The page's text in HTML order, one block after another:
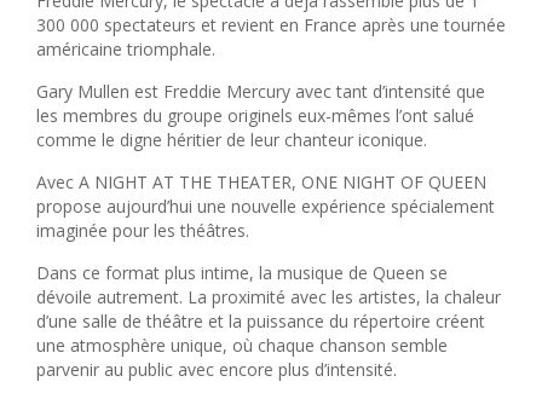
300 000 spectateurs et revient en France après une tournée
américaine triomphale.
Gary Mullen est Freddie Mercury avec tant d’intensité que
les membres du groupe originels eux-mêmes l’ont salué
comme le digne héritier de leur chanteur iconique.
Avec A NIGHT AT THE THEATER, ONE NIGHT OF QUEEN
propose aujourd’hui une nouvelle expérience spécialement
imaginée pour les théâtres.
Dans ce format plus intime, la musique de Queen se
dévoile autrement. La proximité avec les artistes, la chaleur
d’une salle de théâtre et la puissance du répertoire créent
une atmosphère unique, où chaque chanson semble
parvenir au public avec encore plus d’intensité.